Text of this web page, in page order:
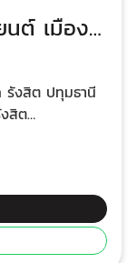
ต์ เมือง
รังสิต ปทุมธานี
สิต
ช่วยให้สีรถ